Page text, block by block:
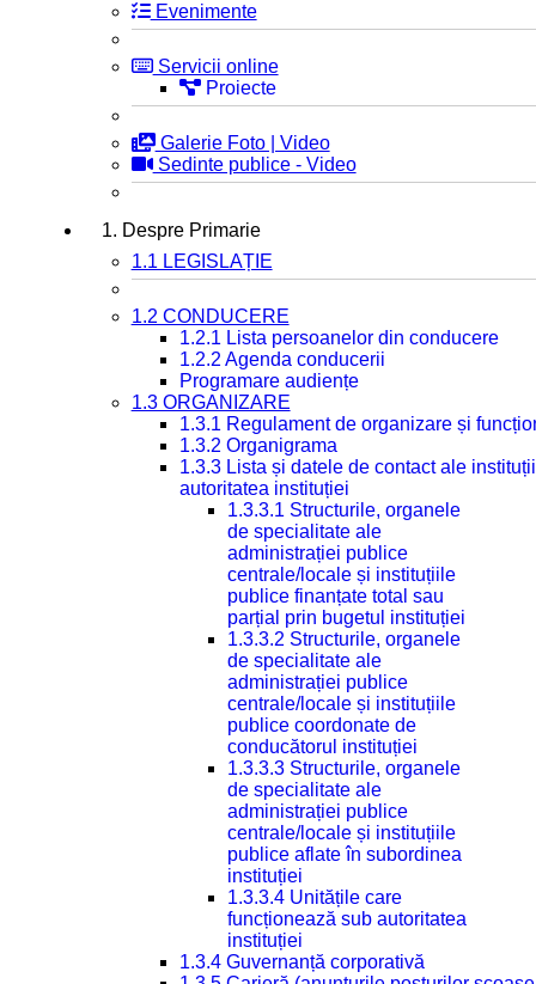
Evenimente
Servicii online
Proiecte
Galerie Foto | Video
Sedinte publice - Video
1. Despre Primarie
1.1 LEGISLAȚIE
1.2 CONDUCERE
1.2.1 Lista persoanelor din conducere
1.2.2 Agenda conducerii
Programare audiențe
1.3 ORGANIZARE
1.3.1 Regulament de organizare și
1.3.2 Organigrama
1.3.3 Lista și datele de contact ale
autoritatea instituției
1.3.3.1 Structurile, organele
de specialitate ale
administrației publice
centrale/locale și instituțiile
publice finanțate total sau
parțial prin bugetul instituției
1.3.3.2 Structurile, organele
de specialitate ale
administrației publice
centrale/locale și instituțiile
publice coordonate de
conducătorul instituției
1.3.3.3 Structurile, organele
de specialitate ale
administrației publice
centrale/locale și instituțiile
publice aflate în subordinea
instituției
1.3.3.4 Unitățile care
funcționează sub autoritatea
instituției
1.3.4 Guvernanță corporativă